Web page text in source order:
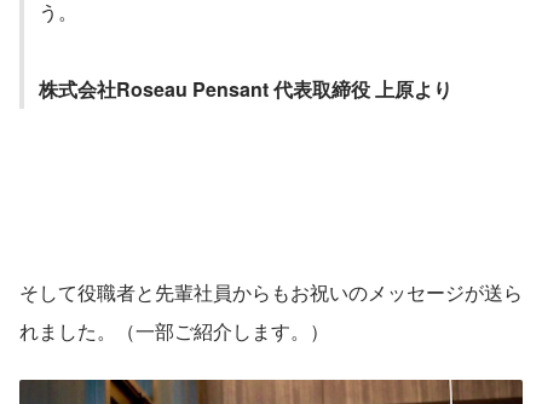
う。
株式会社Roseau Pensant 代表取締役 上原より
そして役職者と先輩社員からもお祝いのメッセージが送ら
れました。（一部ご紹介します。）